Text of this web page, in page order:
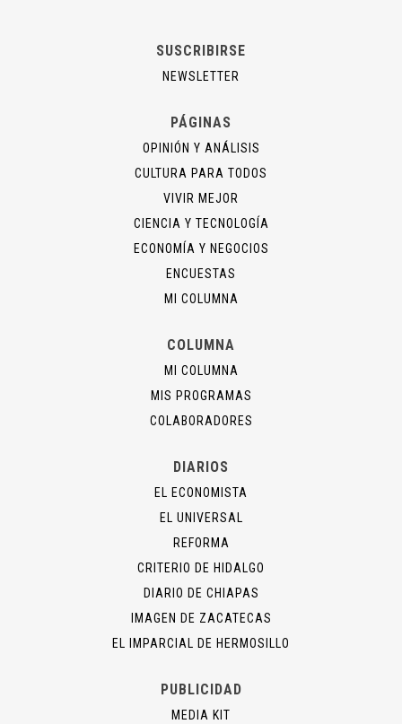
SUSCRIBIRSE
NEWSLETTER
PÁGINAS
OPINIÓN Y ANÁLISIS
CULTURA PARA TODOS
VIVIR MEJOR
CIENCIA Y TECNOLOGÍA
ECONOMÍA Y NEGOCIOS
ENCUESTAS
MI COLUMNA
COLUMNA
MI COLUMNA
MIS PROGRAMAS
COLABORADORES
DIARIOS
EL ECONOMISTA
EL UNIVERSAL
REFORMA
CRITERIO DE HIDALGO
DIARIO DE CHIAPAS
IMAGEN DE ZACATECAS
EL IMPARCIAL DE HERMOSILLO
PUBLICIDAD
MEDIA KIT